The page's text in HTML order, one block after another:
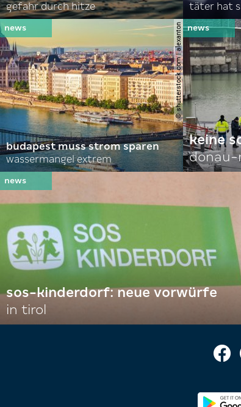
gefahr durch hitze
täter hat
© shutterstock.com | alexanton
budapest muss strom sparen
wassermangel extrem
keine
donau-
sos-kinderdorf: neue vorwürfe
in tirol